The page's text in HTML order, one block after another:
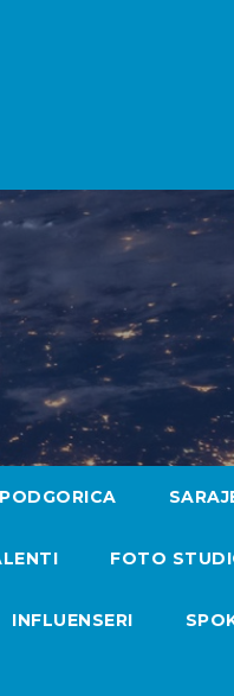
PODGORICA
FOTO
INFLUENSERI